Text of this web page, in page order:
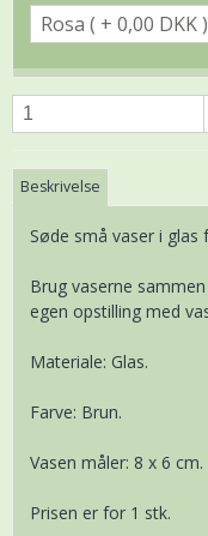
Beskrivelse
Søde små vaser i glas
Brug vaserne
egen opstilling med
Materiale: Glas.
Farve: Brun.
Vasen måler: 8 x 6 cm.
Prisen er for 1 stk.